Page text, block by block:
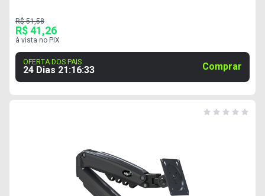
R$ 51,58
R$ 41,26
à vista no PIX
OFERTA DOS PAIS
24 Dias 21:16:32 Comprar